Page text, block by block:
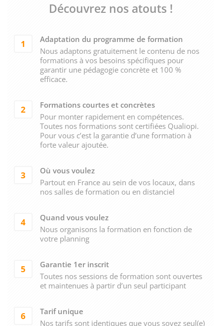
Découvrez nos atouts !
1
Adaptation du programme de formation
Nous adaptons gratuitement le contenu de nos
formations à vos besoins spécifiques pour
garantir une pédagogie concrète et 100 %
efficace.
2
Formations courtes et concrètes
Pour monter rapidement en compétences.
Toutes nos formations sont certifiées Qualiopi.
Pour vous c’est la garantie d’une formation à
forte valeur ajoutée.
3
Où vous voulez
Partout en France au sein de vos locaux, dans
nos salles de formation ou en distanciel
4
Quand vous voulez
Nous organisons la formation en fonction de
votre planning
5
Garantie 1er inscrit
Toutes nos sessions de formation sont ouvertes
et maintenues à partir d’un seul participant
6
Tarif unique
Nos tarifs sont identiques que vous soyez seul(e)